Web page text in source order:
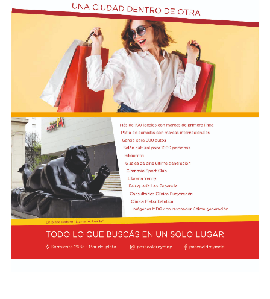
durante las últimas horas de la joven. Las autoridades
trabajan con las imágenes de las cámaras de seguridad y
los testimonios de las personas que tuvieron algún
contacto con ella antes del terrible desenlace.
El presidente Javier Milei recibió el título de Doctor
Honoris Causa.
Previamente, Milei participó del acto de juramentación
y toma de mando de la presidenta de Perú, Keiko
Fujimori, realizado en el Congreso de ese país, en el
marco de su visita oficial a Lima.
El presidente viajó acompañado por una comitiva
integrada por el canciller Pablo Quirno y la secretaria
general de la Presidencia, Karina Milei.